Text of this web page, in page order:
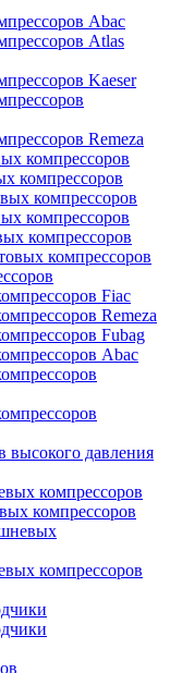
Abac
Atlas
Kaeser
Remeza
компрессоров
компрессоров
компрессоров
компрессоров
компрессоров
компрессоров
Fiac
Remeza
Fubag
Abac
высокого давления
компрессоров
компрессоров
компрессоров